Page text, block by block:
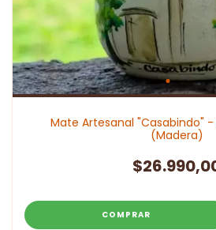
Mate Artesanal "Casabindo"
(Madera)